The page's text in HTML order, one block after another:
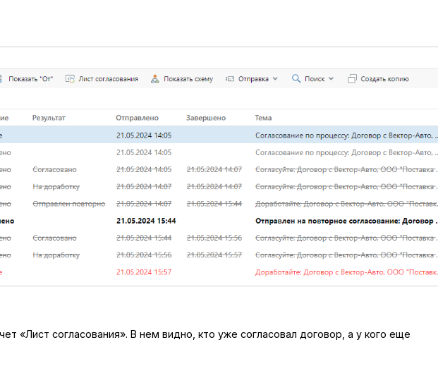
«Лист согласования». В нем видно, кто уже согласовал договор, а у кого еще